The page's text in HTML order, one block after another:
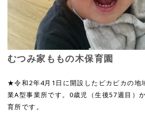
むつみ家ももの木保育園
★令和2年4月1日に開設したピカピカの地
業A型事業所です。0歳児（生後57週目）
育所です。